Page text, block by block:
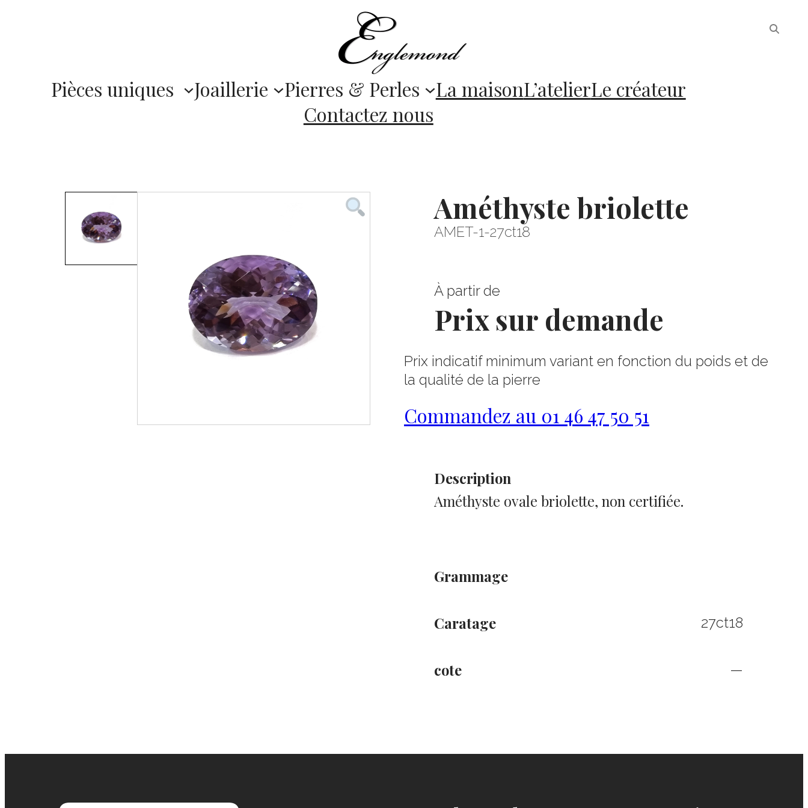
Pièces uniques Joaillerie Pierres & Perles La maisonL’atelierLe créateur
Contactez nous
Améthyste briolette
AMET-1-27ct18
À partir de
Prix sur demande
Prix indicatif minimum variant en fonction du poids et de
la qualité de la pierre
Commandez au 01 46 47 50 51
Description
Améthyste ovale briolette, non certifiée.
Grammage
Caratage 27ct18
cote —